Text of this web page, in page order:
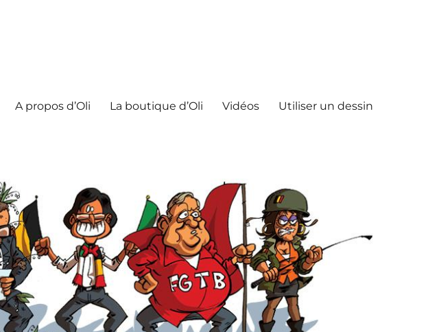
A propos d’Oli La boutique d’Oli Vidéos Utiliser un dessin